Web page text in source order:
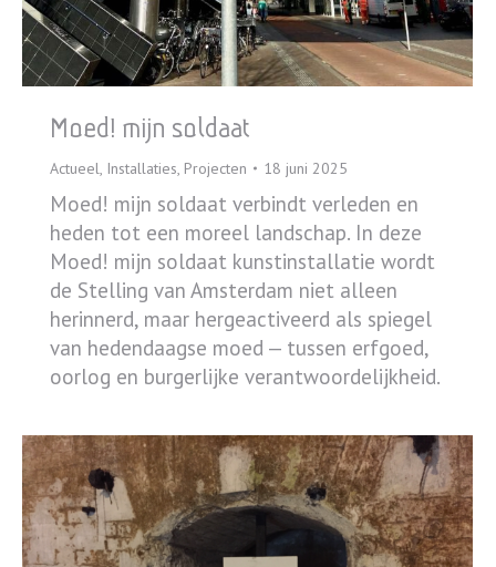
Moed! mijn soldaat
Actueel Installaties Projecten 18 juni 2025
Moed! mijn soldaat verbindt verleden en
heden tot een moreel landschap. In deze
Moed! mijn soldaat kunstinstallatie wordt
de Stelling van Amsterdam niet alleen
herinnerd, maar hergeactiveerd als spiegel
van hedendaagse moed — tussen erfgoed,
oorlog en burgerlijke verantwoordelijkheid.